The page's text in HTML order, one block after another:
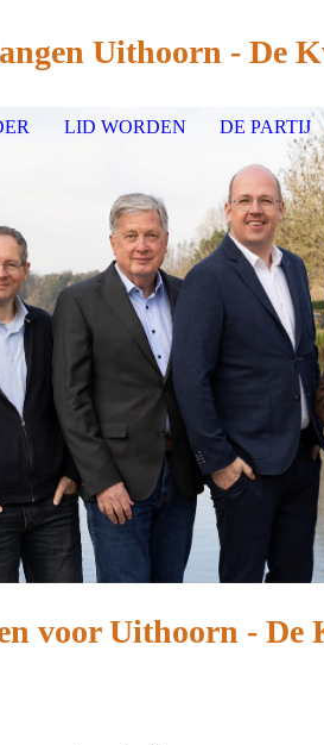
Uithoorn - De
LID WORDEN DE PARTIJ
voor Uithoorn - De